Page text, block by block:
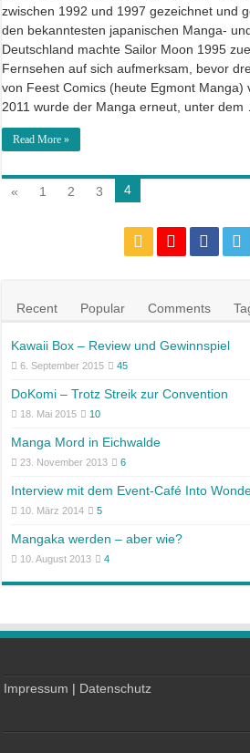
zwischen 1992 und 1997 gezeichnet und
den bekanntesten japanischen Manga-
Deutschland machte Sailor Moon 1995
Fernsehen auf sich aufmerksam, bevor
von Feest Comics (heute Egmont Manga)
2011 wurde der Manga erneut, unter dem
Read More »
« 1 2 3 4
Recent Popular Comments
Kawaii Box – Review und Gewinnspiel
6. September 2015 45
DoKomi – Trotz Streik zur Convention
18. Mai 2015 10
Manga Mord in Eichwalde
23. November 2013 6
Interview mit dem Event-Café Into
10. März 2014 5
Mangaka werden – aber wie?
10. August 2013 4
Impressum | Datenschutz